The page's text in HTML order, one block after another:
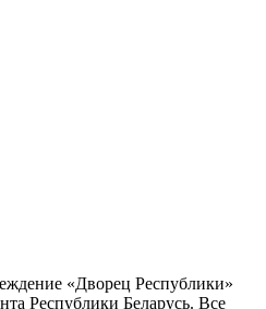
«Дворец Республики»
Республики Беларусь. Все